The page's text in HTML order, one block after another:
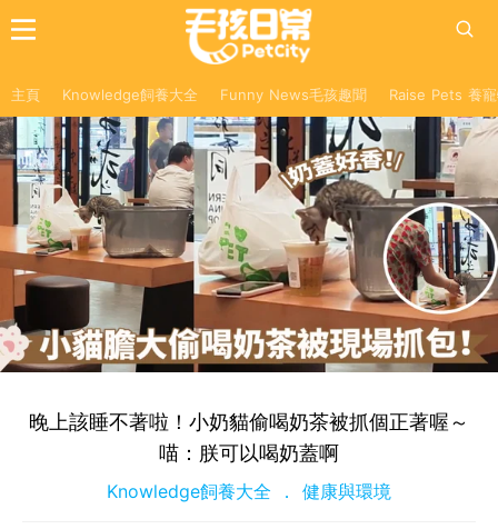
主頁 Knowledge飼養大全 Funny News毛孩趣聞 Raise Pets 養
晚上該睡不著啦！小奶貓偷喝奶茶被抓個正著喔～
喵：朕可以喝奶蓋啊
Knowledge飼養大全 健康與環境